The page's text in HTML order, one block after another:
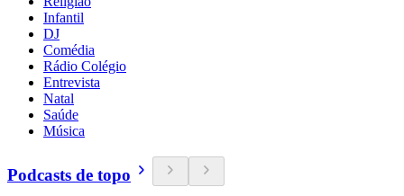
Infantil
DJ
Comédia
Rádio Colégio
Entrevista
Natal
Saúde
Música
Podcasts de topo